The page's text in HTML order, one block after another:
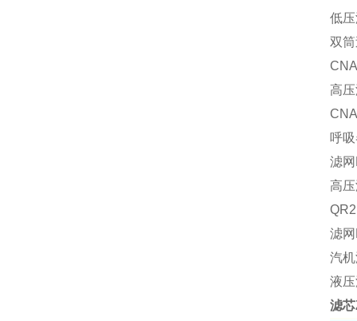
低
双
高
呼
滤
高
滤
汽
液
滤